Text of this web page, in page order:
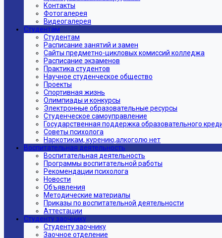
Контакты
Фотогалерея
Видеогалерея
Студентам
Студентам
Расписание занятий и замен
Сайты предметно-цикловых комиссий колледжа
Расписание экзаменов
Практика студентов
Научное студенческое общество
Проекты
Спортивная жизнь
Олимпиады и конкурсы
Электронные образовательные ресурсы
Студенческое самоуправление
Государственная поддержка образовательного
Советы психолога
Наркотикам, курению,алкоголю нет
Воспитательная деятельность
Воспитательная деятельность
Программы воспитательной работы
Рекомендации психолога
Новости
Объявления
Методические материалы
Приказы по воспитательной деятельности
Аттестации
Студенту заочнику
Студенту заочнику
Заочное отделение